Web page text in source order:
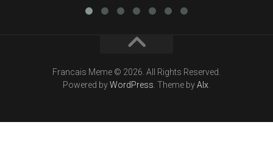
Francais Meme © 2026. All Rights Reserved.
Powered byWordPress . Theme byAlx